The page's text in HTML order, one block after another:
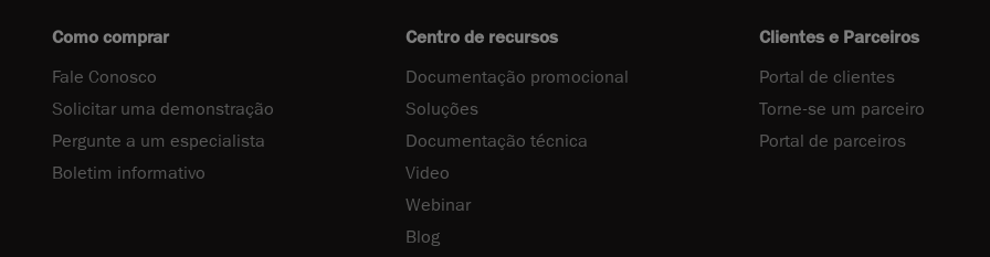
Como comprar
Fale Conosco
Solicitar uma demonstração
Pergunte a um especialista
Boletim informativo
Centro de recursos
Documentação promocional
Soluções
Documentação técnica
Video
Webinar
Blog
Clientes e Parceiros
Portal de clientes
Torne-se um parceiro
Portal de parceiros